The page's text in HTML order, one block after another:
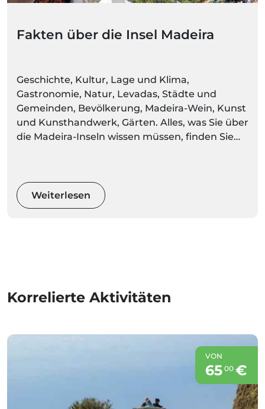
Fakten über die Insel Madeira
Geschichte, Kultur, Lage und Klima,
Gastronomie, Natur, Levadas, Städte und
Gemeinden, Bevölkerung, Madeira-Wein, Kunst
und Kunsthandwerk, Gärten. Alles, was Sie über
die Madeira-Inseln wissen müssen, finden Sie
Weiterlesen
Korrelierte Aktivitäten
VON
65 00€